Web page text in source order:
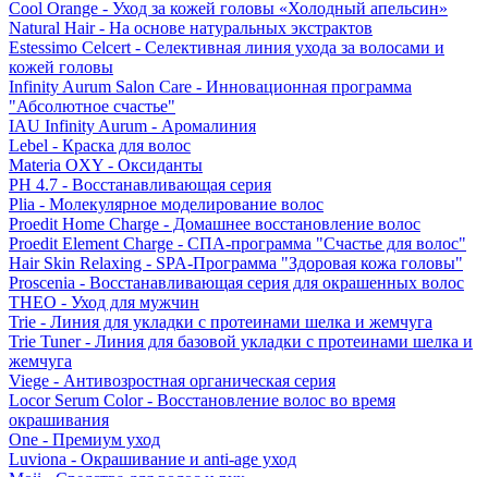
Cool Orange - Уход за кожей головы «Холодный апельсин»
Natural Hair - На основе натуральных экстрактов
Estessimo Celcert - Селективная линия ухода за волосами и
кожей головы
Infinity Aurum Salon Care - Инновационная программа
"Абсолютное счастье"
IAU Infinity Aurum - Аромалиния
Lebel - Краска для волос
Materia OXY - Оксиданты
PH 4.7 - Восстанавливающая серия
Plia - Молекулярное моделирование волос
Proedit Home Charge - Домашнее восстановление волос
Proedit Element Charge - СПА-программа "Счастье для волос"
Hair Skin Relaxing - SPA-Программа "Здоровая кожа головы"
Proscenia - Восстанавливающая серия для окрашенных волос
THEO - Уход для мужчин
Trie - Линия для укладки с протеинами шелка и жемчуга
Trie Tuner - Линия для базовой укладки с протеинами шелка и
жемчуга
Viege - Антивозростная органическая серия
Locor Serum Color - Восстановление волос во время
окрашивания
One - Премиум уход
Luviona - Окрашивание и anti-age уход